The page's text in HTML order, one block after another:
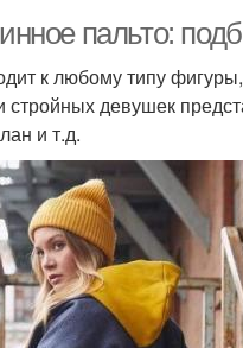
пальто:
к любому типу фигуры,
девушек
и т.д.